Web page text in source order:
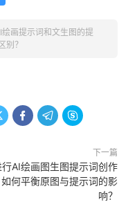
绘画提示词和文生图的提
别？
  
下一篇
AI绘画图生图提示词创作
何平衡原图与提示词的影
响？